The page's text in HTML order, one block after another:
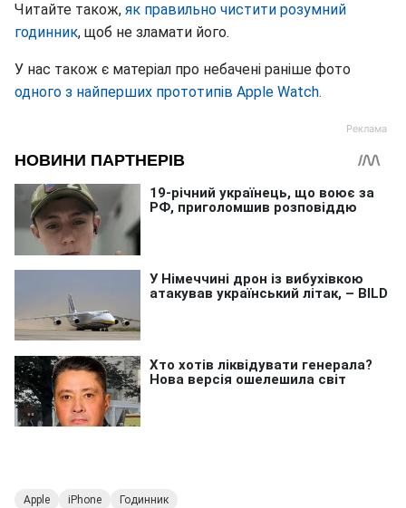
Читайте також, як правильно чистити розумний
годинник, щоб не зламати його.
У нас також є матеріал про небачені раніше фото
одного з найперших прототипів Apple Watch.
Apple iPhone Годинник